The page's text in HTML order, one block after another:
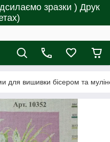
зразки ) Друк
для вишивки бісером та